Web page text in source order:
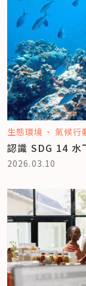
生態環境 氣候行
認識 SDG 14 水
2026.03.10